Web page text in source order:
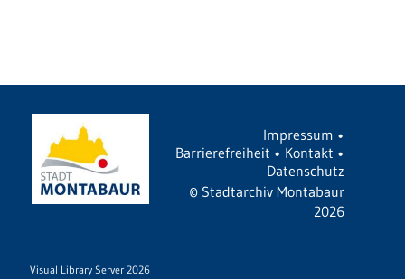
Impressum •
Barrierefreiheit • Kontakt •
Datenschutz
© Stadtarchiv Montabaur
2026
Visual Library Server 2026